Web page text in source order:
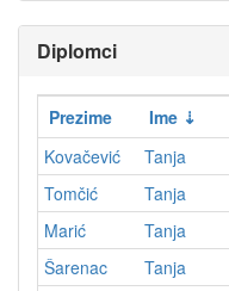
Diplomci
Prezime Ime
Kovačević
Tanja
Tomčić
Tanja
Marić
Tanja
Šarenac
Tanja